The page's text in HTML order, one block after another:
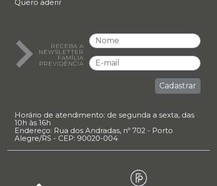
Quero aderir
RECEBA A
NEWSLETTER
FAMÍLIA
PREVIDÊNCIA
Cadastrar
Horário de atendimento: de segunda a sexta, das
10h às 16h
Endereço: Rua dos Andradas, nº 702 - Porto
Alegre/RS - CEP: 90020-004